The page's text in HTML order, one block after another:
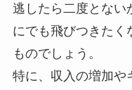
逃したら二度とない
にでも飛びつきたく
ものでしょう。
特に、収入の増加や